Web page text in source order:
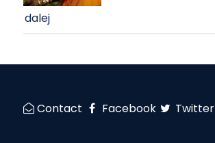
dalej
Contact Facebook Twitter